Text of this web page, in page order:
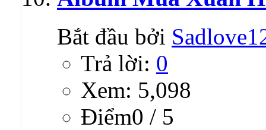
Bắt đầu bởi
Trả lời: 0
Xem: 5,098
Ðiểm0 / 5